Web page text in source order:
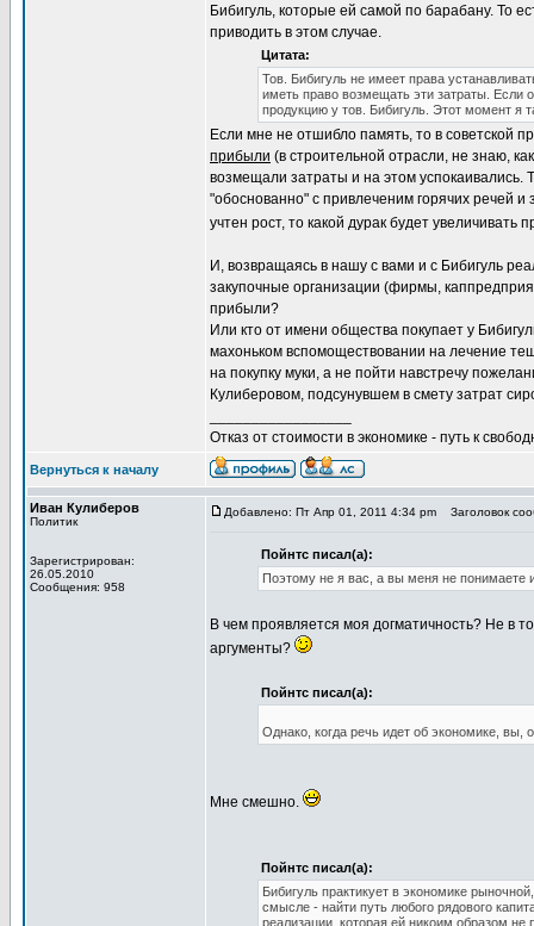
Бибигуль, которые ей самой по барабану. То
приводить в этом случае.
Цитата:
Тов. Бибигуль не имеет права
иметь право возмещать эти затраты. Если
продукцию у тов. Бибигуль. Этот момент я
Если мне не отшибло память, то в советской
прибыли (в строительной отрасли, не знаю,
возмещали затраты и на этом успокаивались.
"обоснованно" с привлеченим горячих речей и
учтен рост, то какой дурак будет увеличивать
И, возвращаясь в нашу с вами и с Бибигуль
закупочные организации (фирмы,
прибыли?
Или кто от имени общества покупает у
махоньком вспомоществовании на лечение
на покупку муки, а не пойти навстречу
Кулиберовом, подсунувшем в смету затрат
Отказ от стоимости в экономике - путь к
Вернуться к началу
Иван Кулиберов
Политик
Зарегистрирован:
26.05.2010
Сообщения: 958
Добавлено: Пт Апр 01, 2011 4:34 pm Заголовок
Пойнтс писал(а):
Поэтому не я вас, а вы меня не понимаете
В чем проявляется моя догматичность? Не в
аргументы?
Пойнтс писал(а):
Однако, когда речь идет об экономике, вы,
Мне смешно.
Пойнтс писал(а):
Бибигуль практикует в экономике
смысле - найти путь любого рядового
реализации, которая ей никоим образом не